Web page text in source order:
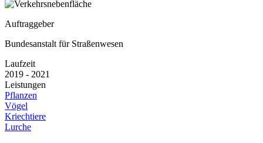
Auftraggeber
Bundesanstalt für Straßenwesen
Laufzeit
2019 - 2021
Leistungen
Pflanzen
Vögel
Kriechtiere
Lurche